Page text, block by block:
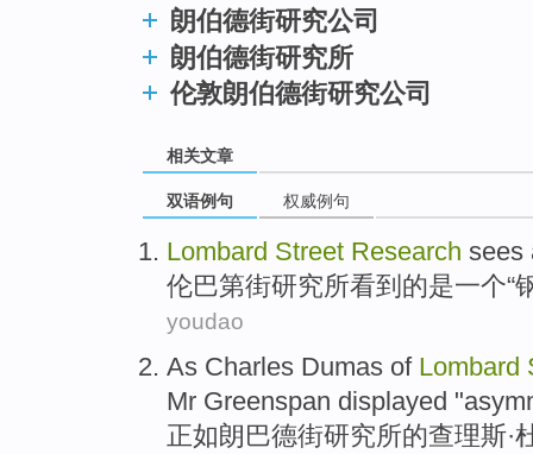
朗伯德街研究公司
朗伯德街研究所
伦敦朗伯德街研究公司
相关文章
双语例句 权威例句
Lombard Street Research sees
伦巴第街研究所看到 的是一个“
youdao
As Charles Dumas of Lombard
Mr Greenspan displayed
正如朗巴德街研究所的查理斯·